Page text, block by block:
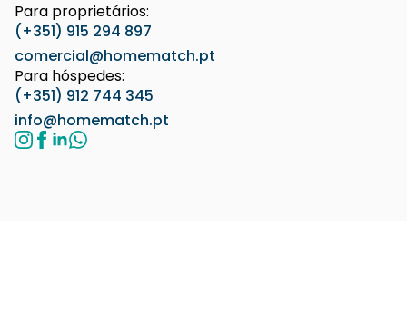
Para proprietários:
(+351) 915 294 897
comercial@homematch.pt
Para hóspedes:
(+351) 912 744 345
info@homematch.pt